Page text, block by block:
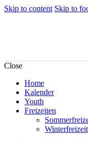
Skip to content Skip to
Close
Home
Kalender
Youth
Freizeiten
Winterfreizeit